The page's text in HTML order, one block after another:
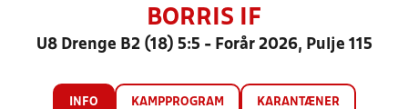
BORRIS IF
U8 Drenge B2 (18) 5:5 - Forår 2026, Pulje 115
INFO KAMPPROGRAM KARANTÆNER